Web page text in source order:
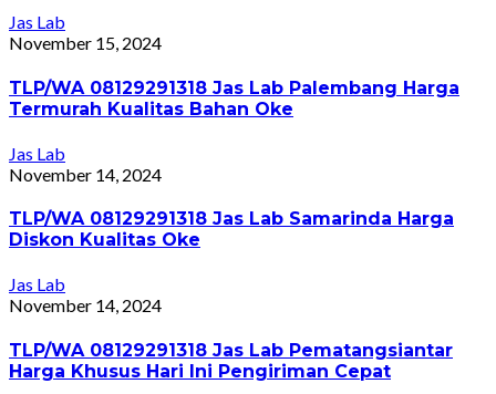
Jas Lab
November 15, 2024
TLP/WA 08129291318 Jas Lab Palembang Harga
Termurah Kualitas Bahan Oke
Jas Lab
November 14, 2024
TLP/WA 08129291318 Jas Lab Samarinda Harga
Diskon Kualitas Oke
Jas Lab
November 14, 2024
TLP/WA 08129291318 Jas Lab Pematangsiantar
Harga Khusus Hari Ini Pengiriman Cepat